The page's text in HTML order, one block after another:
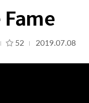
52 2019.07.08